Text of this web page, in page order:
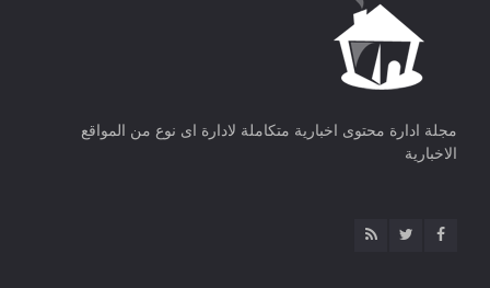
مجلة ادارة محتوى اخبارية متكاملة لادارة اى نوع من المواقع
الاخبارية